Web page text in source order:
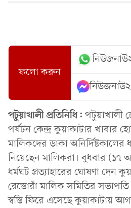
ফলো করুন
পটুয়াখালী প্রতিনিধি: পটুয়াখালী
পর্যটন কেন্দ্র কুয়াকাটার খাবার
মালিকদের ডাকা অনির্দিষ্টকালের
নিয়েছেন মালিকরা। বুধবার (১৭
ধর্মঘট প্রত্যাহারের ঘোষণা দেন
রেস্তোরাঁ মালিক সমিতির
স্বস্তি ফিরে এসেছে কুয়াকাটায়